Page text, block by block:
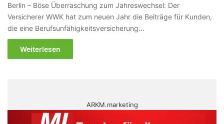
Berlin – Böse Überraschung zum Jahreswechsel: Der
Versicherer WWK hat zum neuen Jahr die Beiträge für Kunden,
die eine Berufsunfähigkeitsversicherung…
Weiterlesen
ARKM.marketing